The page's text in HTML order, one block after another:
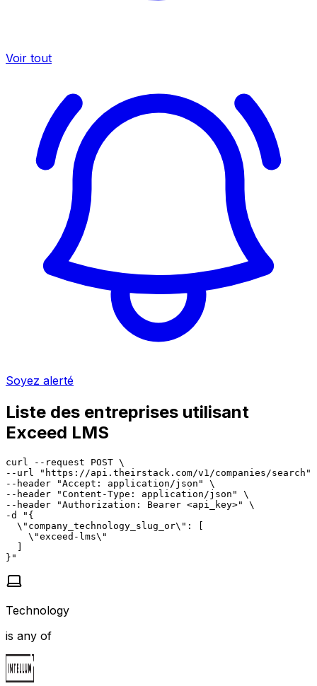
Voir tout
Soyez alerté
Liste des entreprises utilisant
Exceed LMS
curl --request POST \
--url "https://api.theirstack.com/v1/companies/search"
--header "Accept: application/json" \
--header "Content-Type: application/json" \
--header "Authorization: Bearer <api_key>" \
-d "{
  \"company_technology_slug_or\": [
    \"exceed-lms\"
  ]
}"
Technology
is any of